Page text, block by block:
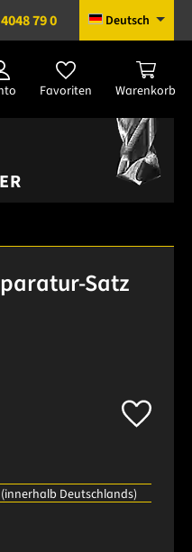
79 0 Deutsch
Favoriten Warenkorb
Satz
(innerhalb Deutschlands)